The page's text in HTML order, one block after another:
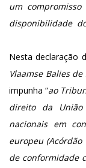
um
disponibilidade
Nesta declaração
Vlaamse Balies de
impunha “ao
direito da União
nacionais em
europeu (Acórdão
de conformidade